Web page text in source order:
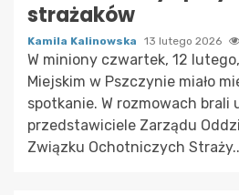
strażaków
Kamila Kalinowska 13 lutego 2026
W miniony czwartek, 12
Miejskim w Pszczynie miało
spotkanie. W rozmowach brali
przedstawiciele Zarządu
Związku Ochotniczych